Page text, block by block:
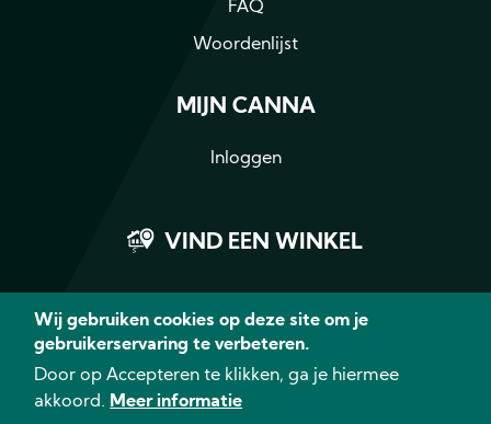
FAQ
Woordenlijst
MIJN CANNA
Inloggen
VIND EEN WINKEL
Facebook
Instagram
LinkedIn
© 2026 CANNA - Alle rechten
Wij gebruiken cookies op deze site om je
gebruikerservaring te verbeteren.
Door op Accepteren te klikken, ga je hiermee
akkoord. Meer informatie